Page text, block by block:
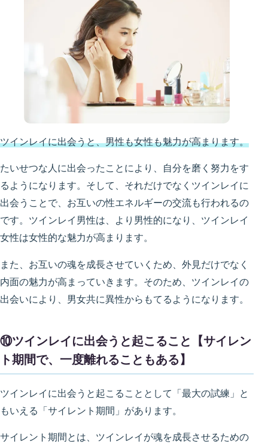
ツインレイに出会うと、男性も女性も魅力が高まります。
たいせつな人に出会ったことにより、自分を磨く努力をす
るようになります。そして、それだけでなくツインレイに
出会うことで、お互いの性エネルギーの交流も行われるの
です。ツインレイ男性は、より男性的になり、ツインレイ
女性は女性的な魅力が高まります。
また、お互いの魂を成長させていくため、外見だけでなく
内面の魅力が高まっていきます。そのため、ツインレイの
出会いにより、男女共に異性からもてるようになります。
⑩ツインレイに出会うと起こること【サイレン
ト期間で、一度離れることもある】
ツインレイに出会うと起こることとして「最大の試練」と
もいえる「サイレント期間」があります。
サイレント期間とは、ツインレイが魂を成長させるための